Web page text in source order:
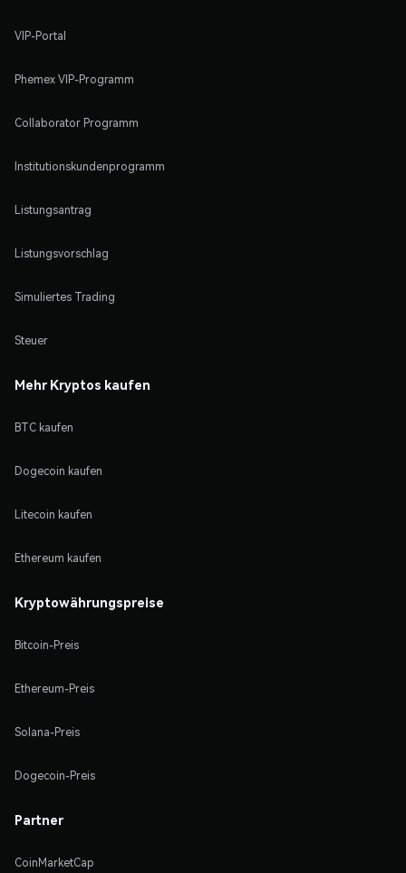
VIP-Portal
Phemex VIP-Programm
Collaborator Programm
Institutionskundenprogramm
Listungsantrag
Listungsvorschlag
Simuliertes Trading
Steuer
Mehr Kryptos kaufen
BTC kaufen
Dogecoin kaufen
Litecoin kaufen
Ethereum kaufen
Kryptowährungspreise
Bitcoin-Preis
Ethereum-Preis
Solana-Preis
Dogecoin-Preis
Partner
CoinMarketCap